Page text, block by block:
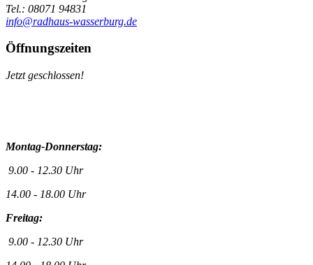
Tel.: 08071 94831
info@radhaus-wasserburg.de
Öffnungszeiten
Jetzt geschlossen!
Montag-Donnerstag:
9.00 - 12.30 Uhr
14.00 - 18.00 Uhr
Freitag:
9.00 - 12.30 Uhr